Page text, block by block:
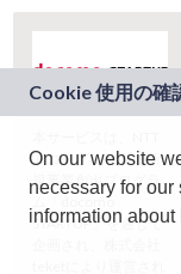
ドコモグループの新
規事業創出プログラ
ム「docomo
STARTUP」を通じて
On our website
necessary for
information